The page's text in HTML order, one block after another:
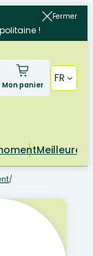
Fermer
!
Mon panier
FR
Meilleures
/